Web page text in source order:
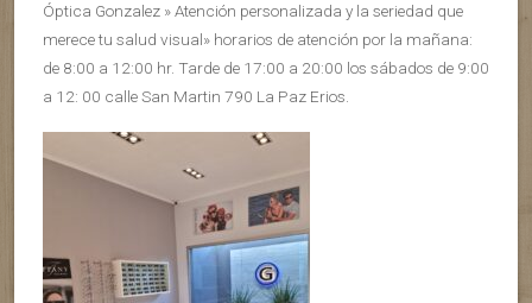
Óptica Gonzalez » Atención personalizada y la seriedad que
merece tu salud visual» horarios de atención por la mañana:
de 8:00 a 12:00 hr. Tarde de 17:00 a 20:00 los sábados de 9:00
a 12: 00 calle San Martin 790 La Paz Erios.